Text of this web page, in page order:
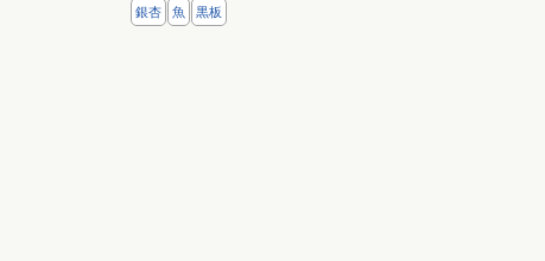
銀杏 魚 黒板